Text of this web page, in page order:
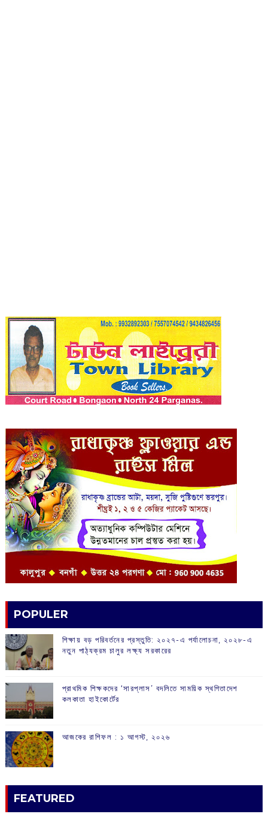
POPULER
শিক্ষায় বড় পরিবর্তনের প্রস্তুতি: ২০২৭-এ পর্যালোচনা, ২০২৮-এ
নতুন পাঠ্যক্রম চালুর লক্ষ্য সরকারের
প্রাথমিক শিক্ষকদের ‘সারপ্লাস’ বদলিতে সাময়িক স্থগিতাদেশ
কলকাতা হাইকোর্টের
আজকের রাশিফল :‌ ‌‌১ আগস্ট, ২০২৬
FEATURED